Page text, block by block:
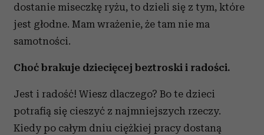
dostanie miseczkę ryżu, to dzieli się z tym, które
jest głodne. Mam wrażenie, że tam nie ma
samotności.
Choć brakuje dziecięcej beztroski i radości.
Jest i radość! Wiesz dlaczego? Bo te dzieci
potrafią się cieszyć z najmniejszych rzeczy.
Kiedy po całym dniu ciężkiej pracy dostaną